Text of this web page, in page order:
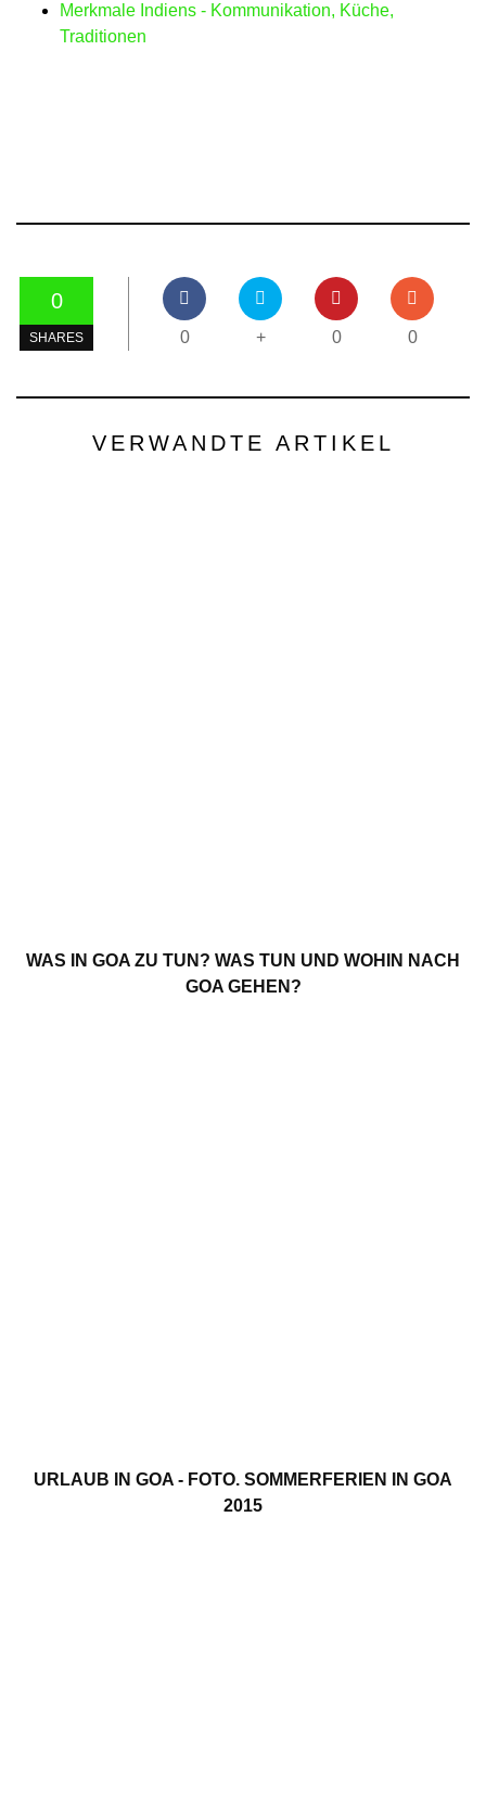
Merkmale Indiens - Kommunikation, Küche,
Traditionen
0
SHARES 0 + 0 0
VERWANDTE ARTIKEL
WAS IN GOA ZU TUN? WAS TUN UND WOHIN NACH
GOA GEHEN?
URLAUB IN GOA - FOTO. SOMMERFERIEN IN GOA
2015